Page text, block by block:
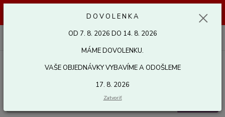
odošleme 17. 8. 2026. Ďakujeme.
D O V O L E N K A
OD 7. 8. 2026 DO 14. 8. 2026
MÁME DOVOLENKU.
VAŠE OBJEDNÁVKY VYBAVÍME A ODOŠLEME
17. 8. 2026
Zatvoriť